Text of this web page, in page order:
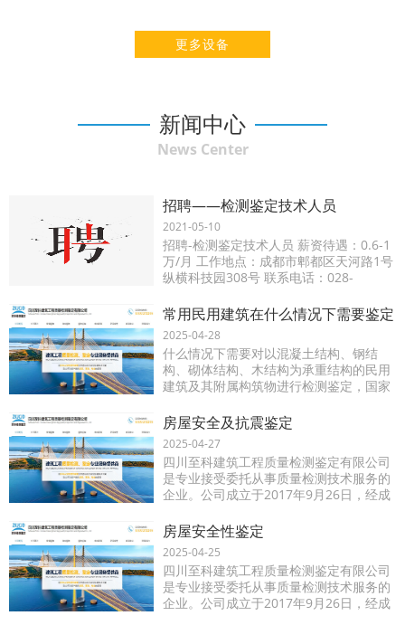
更多设备
新闻中心
News Center
招聘——检测鉴定技术人员
2021-05-10
招聘-检测鉴定技术人员 薪资待遇：0.6-1
万/月 工作地点：成都市郫都区天河路1号
纵横科技园308号 联系电话：028-
709604474@qq.com
常用民用建筑在什么情况下需要鉴定
2025-04-28
什么情况下需要对以混凝土结构、钢结
构、砌体结构、木结构为承重结构的民用
建筑及其附属构筑物进行检测鉴定，国家
指已建成可以验收的和已投入使用的非生
产性的居住建筑和公共建
房屋安全及抗震鉴定
2025-04-27
四川至科建筑工程质量检测鉴定有限公司
是专业接受委托从事质量检测技术服务的
企业。公司成立于2017年9月26日，经成
记注册的独立企业法人（统一社会信用代
码：91510
房屋安全性鉴定
2025-04-25
四川至科建筑工程质量检测鉴定有限公司
是专业接受委托从事质量检测技术服务的
企业。公司成立于2017年9月26日，经成